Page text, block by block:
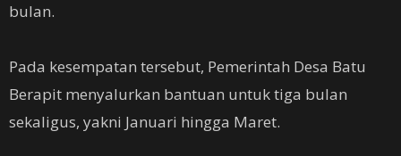
bulan.
‎Pada kesempatan tersebut, Pemerintah Desa Batu
Berapit menyalurkan bantuan untuk tiga bulan
sekaligus, yakni Januari hingga Maret.